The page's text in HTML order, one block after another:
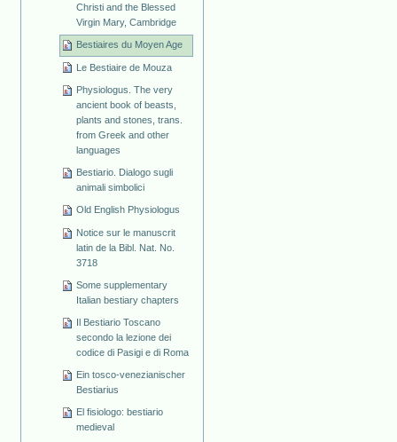
Christi and the Blessed
Virgin Mary, Cambridge
Bestiaires du Moyen Age
Le Bestiaire de Mouza
Physiologus. The very
ancient book of beasts,
plants and stones, trans.
from Greek and other
languages
Bestiario. Dialogo sugli
animali simbolici
Old English Physiologus
Notice sur le manuscrit
latin de la Bibl. Nat. No.
3718
Some supplementary
Italian bestiary chapters
Il Bestiario Toscano
secondo la lezione dei
codice di Pasigi e di Roma
Ein tosco-venezianischer
Bestiarius
El fisiologo: bestiario
medieval